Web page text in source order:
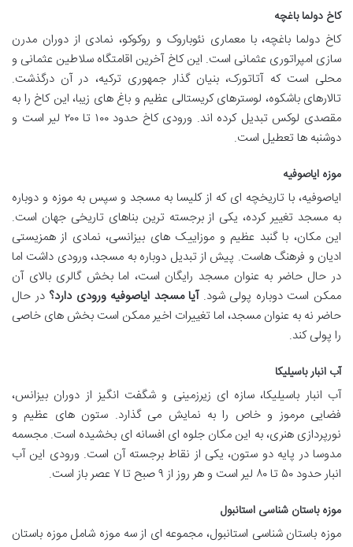
کاخ دولما باغچه
کاخ دولما باغچه، با معماری نئوباروک و روکوکو، نمادی از دوران مدرن
سازی امپراتوری عثمانی است. این کاخ آخرین اقامتگاه سلاطین عثمانی و
محلی است که آتاتورک، بنیان گذار جمهوری ترکیه، در آن درگذشت.
تالارهای باشکوه، لوسترهای کریستالی عظیم و باغ های زیبا، این کاخ را به
مقصدی لوکس تبدیل کرده اند. ورودی کاخ حدود ۱۰۰ تا ۲۰۰ لیر است و
دوشنبه ها تعطیل است.
موزه ایاصوفیه
ایاصوفیه، با تاریخچه ای که از کلیسا به مسجد و سپس به موزه و دوباره
به مسجد تغییر کرده، یکی از برجسته ترین بناهای تاریخی جهان است.
این مکان، با گنبد عظیم و موزاییک های بیزانسی، نمادی از همزیستی
ادیان و فرهنگ هاست. پیش از تبدیل دوباره به مسجد، ورودی داشت اما
در حال حاضر به عنوان مسجد رایگان است، اما بخش گالری بالای آن
ممکن است دوباره پولی شود.آیا مسجد ایاصوفیه ورودی دارد؟ در حال
حاضر نه به عنوان مسجد، اما تغییرات اخیر ممکن است بخش های خاصی
را پولی کند.
آب انبار باسیلیکا
آب انبار باسیلیکا، سازه ای زیرزمینی و شگفت انگیز از دوران بیزانس،
فضایی مرموز و خاص را به نمایش می گذارد. ستون های عظیم و
نورپردازی هنری، به این مکان جلوه ای افسانه ای بخشیده است. مجسمه
مدوسا در پایه دو ستون، یکی از نقاط برجسته آن است. ورودی این آب
انبار حدود ۵۰ تا ۸۰ لیر است و هر روز از ۹ صبح تا ۷ عصر باز است.
موزه باستان شناسی استانبول
موزه باستان شناسی استانبول، مجموعه ای از سه موزه شامل موزه باستان